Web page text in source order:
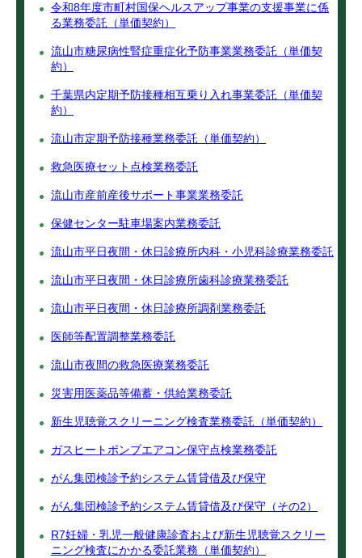
令和8年度市町村国保ヘルスアップ事業の支援事業に係
る業務委託（単価契約）
流山市糖尿病性腎症重症化予防事業業務委託（単価契
約）
千葉県内定期予防接種相互乗り入れ事業委託（単価契
約）
流山市定期予防接種業務委託（単価契約）
救急医療セット点検業務委託
流山市産前産後サポート事業業務委託
保健センター駐車場案内業務委託
流山市平日夜間・休日診療所内科・小児科診療業務委託
流山市平日夜間・休日診療所歯科診療業務委託
流山市平日夜間・休日診療所調剤業務委託
医師等配置調整業務委託
流山市夜間の救急医療業務委託
災害用医薬品等備蓄・供給業務委託
新生児聴覚スクリーニング検査業務委託（単価契約）
ガスヒートポンプエアコン保守点検業務委託
がん集団検診予約システム賃貸借及び保守
がん集団検診予約システム賃貸借及び保守（その2）
R7妊婦・乳児一般健康診査および新生児聴覚スクリー
ニング検査にかかる委託業務（単価契約）